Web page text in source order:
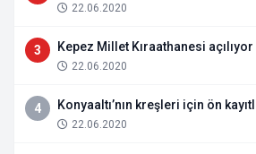
22.06.2020
3 Kepez Millet Kıraathanesi açılıyor
22.06.2020
4 Konyaaltı’nın kreşleri için ön
22.06.2020